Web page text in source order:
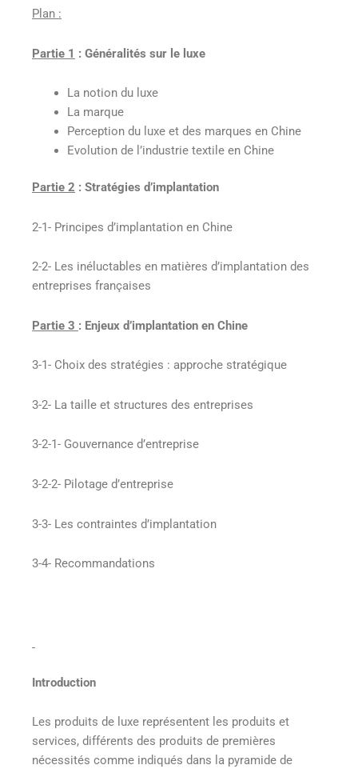
Plan :
Partie 1 : Généralités sur le luxe
La notion du luxe
La marque
Perception du luxe et des marques en Chine
Evolution de l’industrie textile en Chine
Partie 2 : Stratégies d’implantation
2-1- Principes d’implantation en Chine
2-2- Les inéluctables en matières d’implantation des
entreprises françaises
Partie 3 : Enjeux d’implantation en Chine
3-1- Choix des stratégies : approche stratégique
3-2- La taille et structures des entreprises
3-2-1- Gouvernance d’entreprise
3-2-2- Pilotage d’entreprise
3-3- Les contraintes d’implantation
3-4- Recommandations
Introduction
Les produits de luxe représentent les produits et
services, différents des produits de premières
nécessités comme indiqués dans la pyramide de